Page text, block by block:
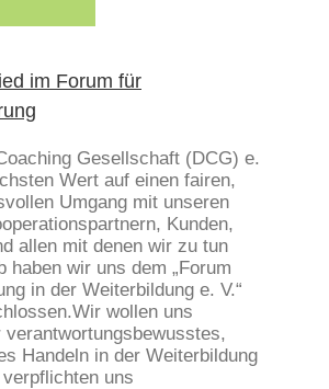
im Forum für
Gesellschaft (DCG) e.
Wert auf einen fairen,
Umgang mit unseren
Kunden,
allen mit denen wir zu tun
haben wir uns dem „Forum
in der Weiterbildung e. V.“
wollen uns
verantwortungsbewusstes,
Handeln in der Weiterbildung
uns